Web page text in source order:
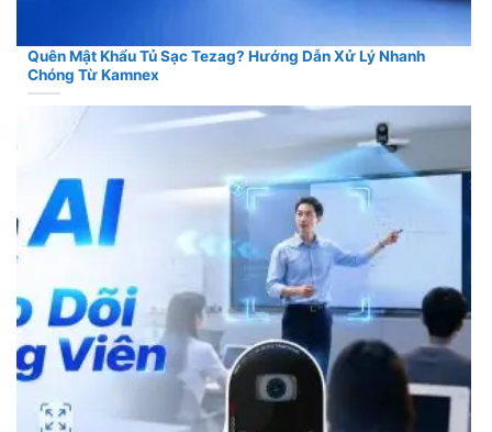
Quên Mật Khẩu Tủ Sạc Tezag? Hướng Dẫn Xử Lý Nhanh
Chóng Từ Kamnex